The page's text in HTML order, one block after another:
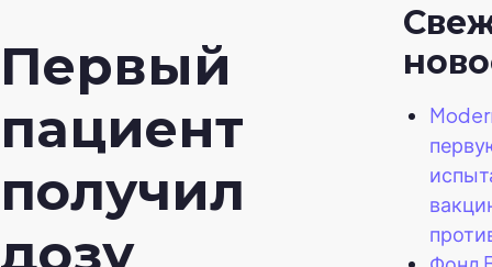
Первый
пациент
получил
дозу